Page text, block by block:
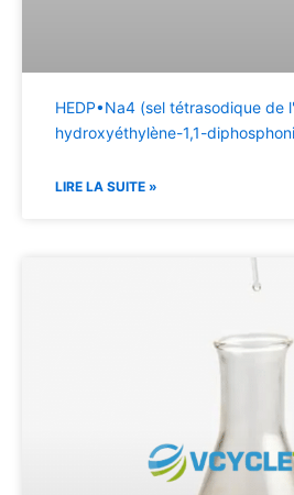
HEDP•Na4 (sel tétrasodique de
hydroxyéthylène-1,1-
LIRE LA SUITE »